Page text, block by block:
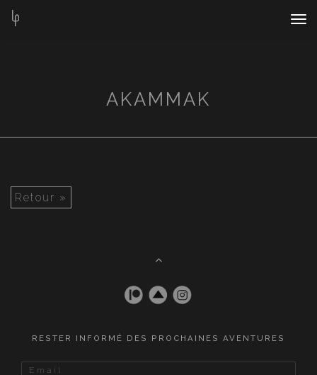
AKAMMAK
Retour »
RESTER INFORMÉ DES PROCHAINES AVENTURES